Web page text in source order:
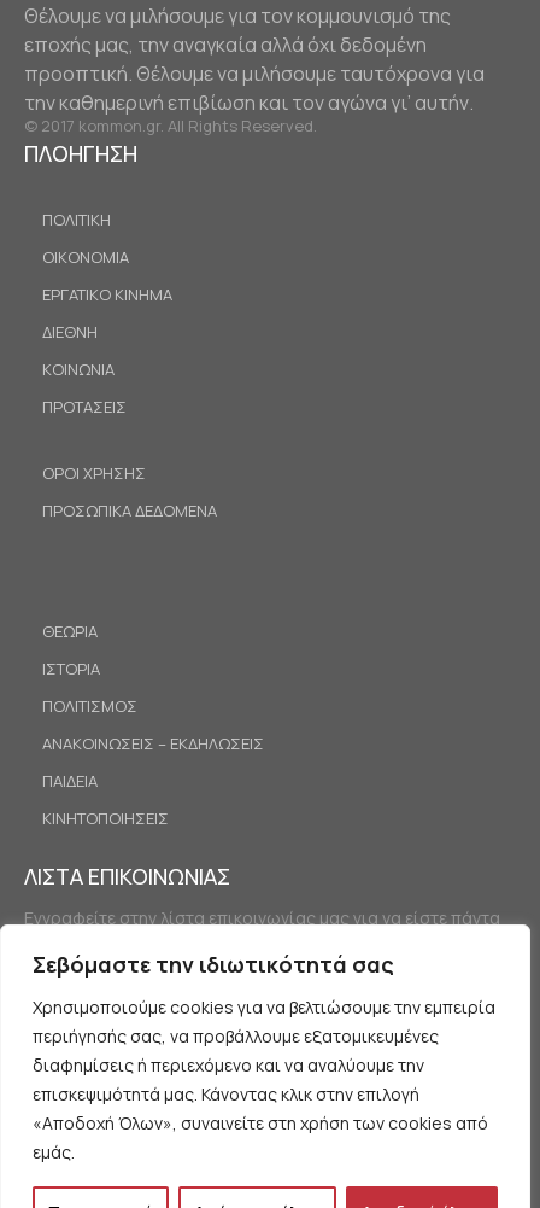
Σεβόμαστε την ιδιωτικότητά σας
Χρησιμοποιούμε cookies για να βελτιώσουμε την εμπειρία
περιήγησής σας, να προβάλλουμε εξατομικευμένες
διαφημίσεις ή περιεχόμενο και να αναλύουμε την
επισκεψιμότητά μας. Κάνοντας κλικ στην επιλογή
«Αποδοχή Όλων», συναινείτε στη χρήση των cookies από
εμάς.
Θέλουμε να μιλήσουμε για τον κομμουνισμό της
εποχής μας, την αναγκαία αλλά όχι δεδομένη
προοπτική. Θέλουμε να μιλήσουμε ταυτόχρονα για
την καθημερινή επιβίωση και τον αγώνα γι’ αυτήν.
© 2017 kommon.gr. All Rights Reserved.
ΠΛΟΗΓΗΣΗ
ΠΟΛΙΤΙΚΗ
ΟΙΚΟΝΟΜΙΑ
ΕΡΓΑΤΙΚΟ ΚΙΝΗΜΑ
ΔΙΕΘΝΗ
ΚΟΙΝΩΝΙΑ
ΠΡΟΤΑΣΕΙΣ
ΟΡΟΙ ΧΡΗΣΗΣ
ΠΡΟΣΩΠΙΚΑ ΔΕΔΟΜΕΝΑ
ΘΕΩΡΙΑ
ΙΣΤΟΡΙΑ
ΠΟΛΙΤΙΣΜΟΣ
ΑΝΑΚΟΙΝΩΣΕΙΣ – ΕΚΔΗΛΩΣΕΙΣ
ΠΑΙΔΕΙΑ
ΚΙΝΗΤΟΠΟΙΗΣΕΙΣ
ΛΙΣΤΑ ΕΠΙΚΟΙΝΩΝΙΑΣ
Εγγραφείτε στην λίστα επικοινωνίας μας για να είστε πάντα
Εγγραφή